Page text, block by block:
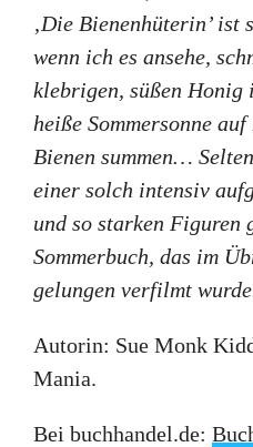
‚Die Bienenhüterin’ ist
wenn ich es ansehe,
klebrigen, süßen Honig
heiße Sommersonne
Bienen summen…
einer solch intensiv
und so starken Figuren
Sommerbuch, das im
gelungen verfilmt
Autorin: Sue Monk
Mania.
Bei buchhandel.de: